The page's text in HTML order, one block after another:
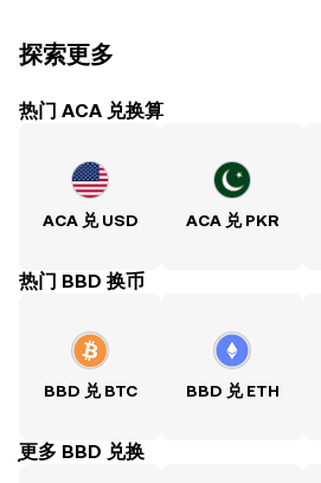
探索更多
热门 ACA 兑换算
ACA 兑 USD ACA 兑 PKR
热门 BBD 换币
BBD 兑 BTC BBD 兑 ETH
ִִִִִִִִִִִִִִִִִִִִִִִִִִִִִִִִִִִִִִִִִִִִִִִִ更多 BBD 兑换